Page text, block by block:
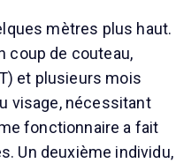
mètres plus haut.
coup de couteau,
et plusieurs mois
visage, nécessitant
fonctionnaire a fait
Un deuxième individu,